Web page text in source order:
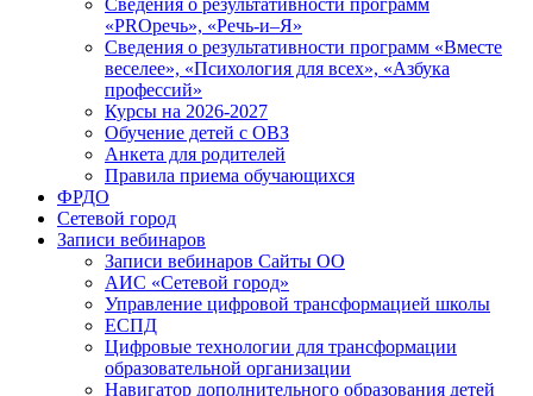
Сведения о результативности программ
«PROречь», «Речь-и–Я»
Сведения о результативности программ «Вместе
веселее», «Психология для всех», «Азбука
профессий»
Курсы на 2026-2027
Обучение детей с ОВЗ
Анкета для родителей
Правила приема обучающихся
ФРДО
Сетевой город
Записи вебинаров
Записи вебинаров Сайты ОО
АИС «Сетевой город»
Управление цифровой трансформацией школы
ЕСПД
Цифровые технологии для трансформации
образовательной организации
Навигатор дополнительного образования детей